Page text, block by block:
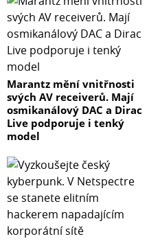
Marantz mění vnitřnosti
svých AV receiverů. Mají
osmikanálový DAC a Dirac
Live podporuje i tenký
model